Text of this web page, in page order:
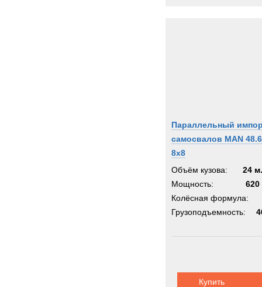
Параллельный
самосвалов MAN
8x8
Объём кузова:
24
Мощность:
620
Колёсная формула:
Грузоподъемность:
Купить